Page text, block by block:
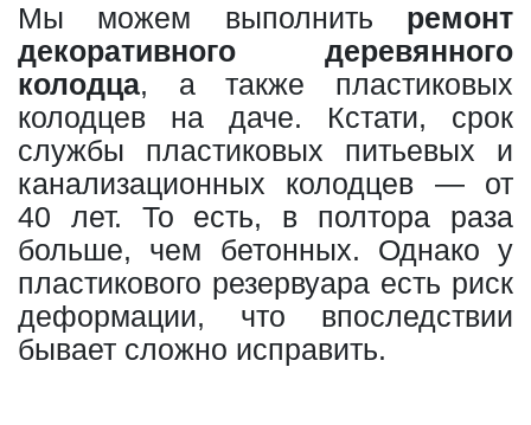
Мы можем выполнить ремонт
декоративного деревянного
колодца, а также пластиковых
колодцев на даче. Кстати, срок
службы пластиковых питьевых и
канализационных колодцев — от
40 лет. То есть, в полтора раза
больше, чем бетонных. Однако у
пластикового резервуара есть риск
деформации, что впоследствии
бывает сложно исправить.